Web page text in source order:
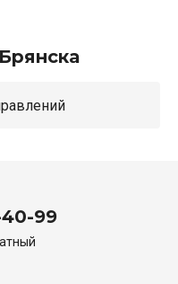
86 направлений
99